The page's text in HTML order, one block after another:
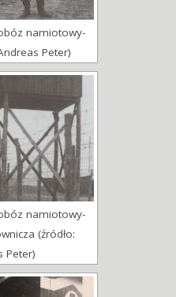
namiotowy-
Peter)
namiotowy-
(źródło:
Peter)